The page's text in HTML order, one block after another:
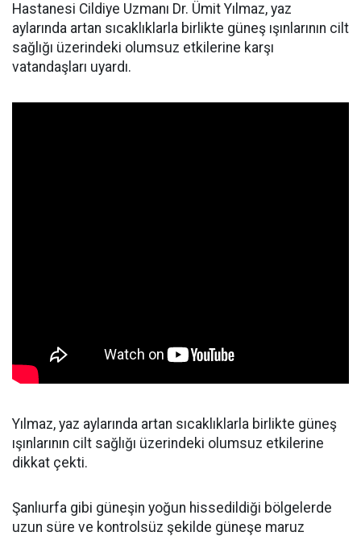
Hastanesi Cildiye Uzmanı Dr. Ümit Yılmaz, yaz
aylarında artan sıcaklıklarla birlikte güneş ışınlarının cilt
sağlığı üzerindeki olumsuz etkilerine karşı
vatandaşları uyardı.
Yılmaz, yaz aylarında artan sıcaklıklarla birlikte güneş
ışınlarının cilt sağlığı üzerindeki olumsuz etkilerine
dikkat çekti.
Şanlıurfa gibi güneşin yoğun hissedildiği bölgelerde
uzun süre ve kontrolsüz şekilde güneşe maruz